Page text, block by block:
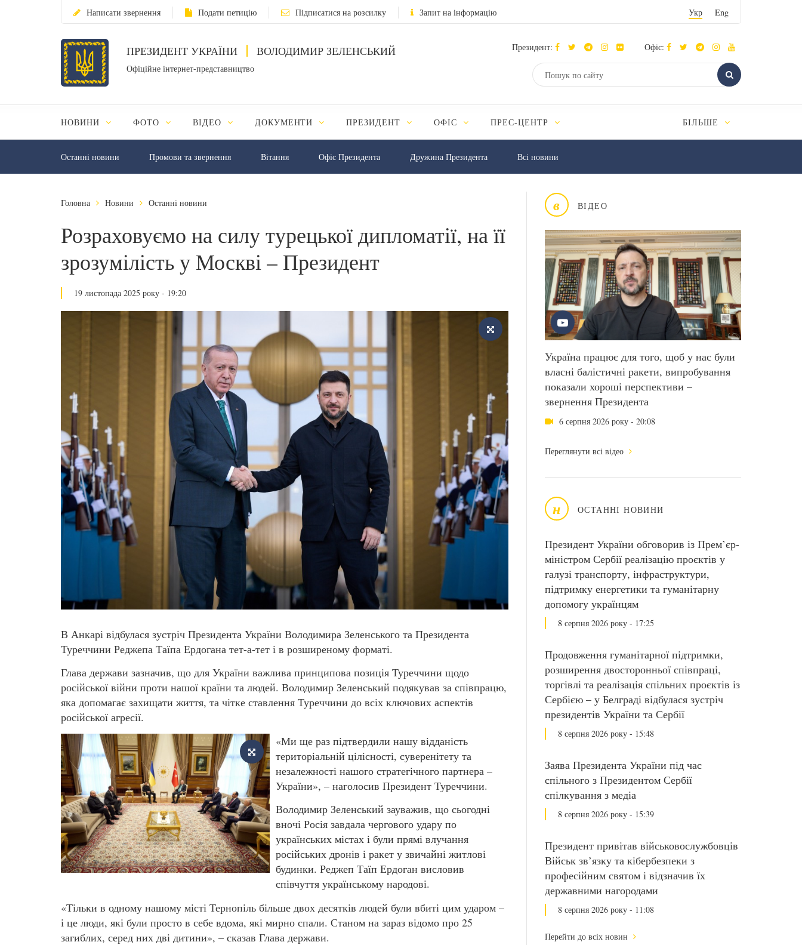
Написати звернення Подати петицію Підписатися на розсилку Запит на інформацію Укр Eng
ПРЕЗИДЕНТ УКРАЇНИ ВОЛОДИМИР ЗЕЛЕНСЬКИЙ
Офіційне інтернет-представництво
Президент: Офіс:
НОВИНИ ФОТО ВІДЕО ДОКУМЕНТИ ПРЕЗИДЕНТ ОФІС ПРЕС-ЦЕНТР БІЛЬШЕ
Останні новини Промови та звернення Вiтання Офіс Президента Дружина Президента Всі новини
в ВІДЕО
Україна працює для того, щоб у нас були
власні балістичні ракети, випробування
показали хороші перспективи –
звернення Президента
6 серпня 2026 року - 20:08
Переглянути всі відео
н ОСТАННІ НОВИНИ
Президент України обговорив із Прем’єр-
міністром Сербії реалізацію проєктів у
галузі транспорту, інфраструктури,
підтримку енергетики та гуманітарну
допомогу українцям
8 серпня 2026 року - 17:25
Продовження гуманітарної підтримки,
розширення двосторонньої співпраці,
торгівлі та реалізація спільних проєктів із
Сербією – у Белграді відбулася зустріч
президентів України та Сербії
8 серпня 2026 року - 15:48
Заява Президента України під час
спільного з Президентом Сербії
спілкування з медіа
8 серпня 2026 року - 15:39
Президент привітав військовослужбовців
Військ зв’язку та кібербезпеки з
професійним святом і відзначив їх
державними нагородами
8 серпня 2026 року - 11:08
Перейти до всіх новин
Головна Новини Останні новини
Розраховуємо на силу турецької дипломатії, на її
зрозумілість у Москві – Президент
19 листопада 2025 року - 19:20
В Анкарі відбулася зустріч Президента України Володимира Зеленського та Президента
Туреччини Реджепа Таїпа Ердогана тет-а-тет і в розширеному форматі.
Глава держави зазначив, що для України важлива принципова позиція Туреччини щодо
російської війни проти нашої країни та людей. Володимир Зеленський подякував за співпрацю,
яка допомагає захищати життя, та чітке ставлення Туреччини до всіх ключових аспектів
російської агресії.
«Ми ще раз підтвердили нашу відданість
територіальній цілісності, суверенітету та
незалежності нашого стратегічного партнера –
України», – наголосив Президент Туреччини.
Володимир Зеленський зауважив, що сьогодні
вночі Росія завдала чергового удару по
українських містах і були прямі влучання
російських дронів і ракет у звичайні житлові
будинки. Реджеп Таїп Ердоган висловив
співчуття українському народові.
«Тільки в одному нашому місті Тернопіль більше двох десятків людей були вбиті цим ударом –
і це люди, які були просто в себе вдома, які мирно спали. Станом на зараз відомо про 25
загиблих, серед них дві дитини», – сказав Глава держави.